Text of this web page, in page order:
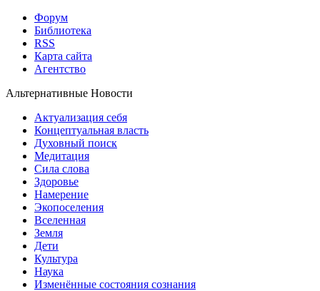
Форум
Библиотека
RSS
Карта сайта
Агентство
Альтернативные Новости
Актуализация себя
Концептуальная власть
Духовный поиск
Медитация
Сила слова
Здоровье
Намерение
Экопоселения
Вселенная
Земля
Дети
Культура
Наука
Изменённые состояния сознания